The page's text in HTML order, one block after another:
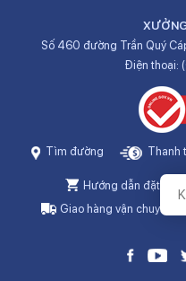
Số 460 đường Trần Quý
Điện thoại:
Tìm đường Thanh
Hướng dẫn đặt in
Giao hàng vận chuyển